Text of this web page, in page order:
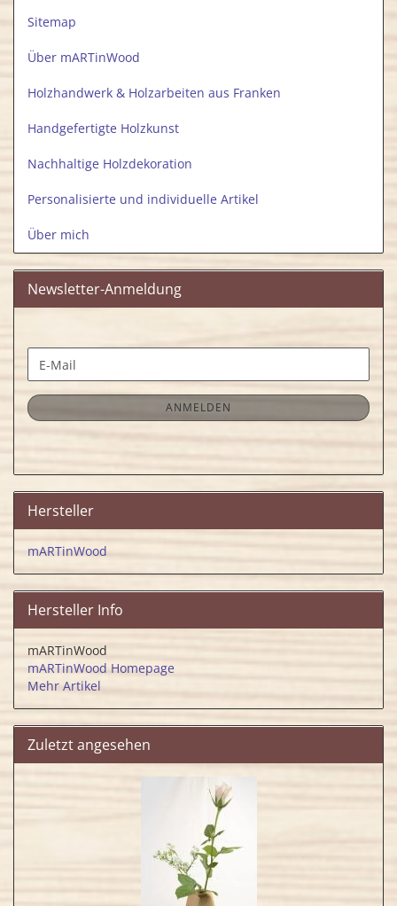
Sitemap
Über mARTinWood
Holzhandwerk & Holzarbeiten aus Franken
Handgefertigte Holzkunst
Nachhaltige Holzdekoration
Personalisierte und individuelle Artikel
Über mich
Newsletter-Anmeldung
WEITER
ZUR
NEWSLETTER-
ANMELDUNG
E-
Mail
ANMELDEN
Hersteller
mARTinWood
Hersteller Info
mARTinWood
mARTinWood Homepage
Mehr Artikel
Zuletzt angesehen